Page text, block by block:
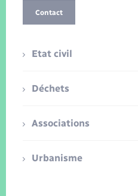
Contact
Etat civil
Déchets
Associations
Urbanisme